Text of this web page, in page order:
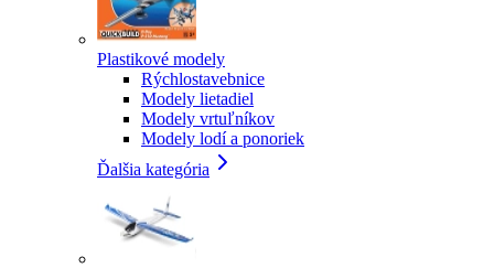
Plastikové modely
Rýchlostavebnice
Modely lietadiel
Modely vrtuľníkov
Modely lodí a ponoriek
Ďalšia kategória